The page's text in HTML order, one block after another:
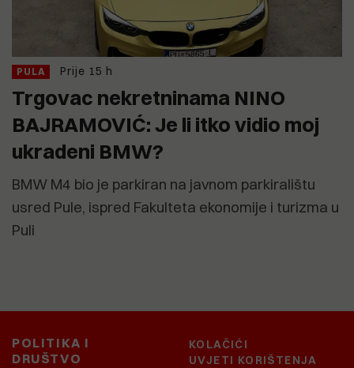
PULA Prije 15 h
Trgovac nekretninama NINO
BAJRAMOVIĆ: Je li itko vidio moj
ukradeni BMW?
BMW M4 bio je parkiran na javnom parkiralištu
usred Pule, ispred Fakulteta ekonomije i turizma u
Puli
POLITIKA I
DRUŠTVO
KOLAČIĆI
UVJETI KORIŠTENJA